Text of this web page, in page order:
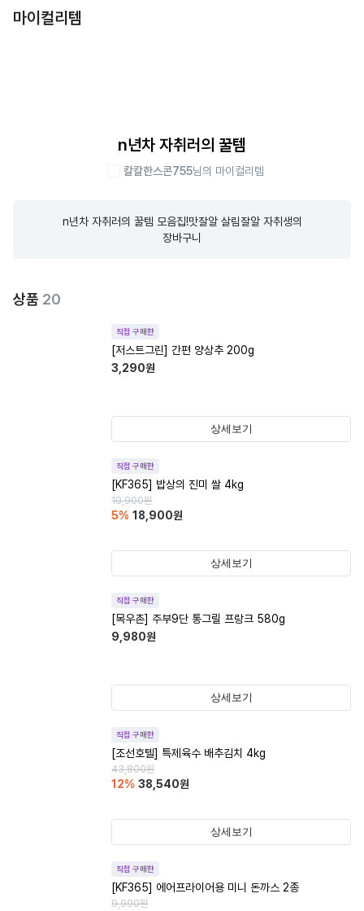
마이컬리템
n년차 자취러의 꿀템
칼칼한스콘755님의 마이컬리템
n년차 자취러의 꿀템 모음집!맛잘알 살림잘알 자취생의
장바구니
상품 20
직접 구매한
[저스트그린] 간편 양상추 200g
3,290원
상세보기
직접 구매한
[KF365] 밥상의 진미 쌀 4kg
19,900원
5% 18,900원
상세보기
직접 구매한
[목우촌] 주부9단 통그릴 프랑크 580g
9,980원
상세보기
직접 구매한
[조선호텔] 특제육수 배추김치 4kg
43,800원
12% 38,540원
상세보기
직접 구매한
[KF365] 에어프라이어용 미니 돈까스 2종
9,990원